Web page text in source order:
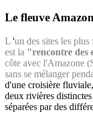
Le fleuve
L 'un des sites les
est la "rencontre des
côte avec l'Amazone
sans se mélanger
d'une croisière
deux rivières
séparées par des